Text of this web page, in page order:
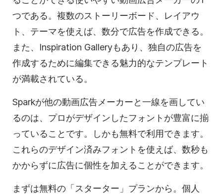
つである。複数のストーリーボード、レイアウ
ト、テーマを使えば、数分で広告を作成できる。
また、Inspiration Galleryもあり、独自の広告を
作成するために編集できる魅力的なテンプレート
が満載されている。
Sparkが他の動画広告メーカーと一線を画してい
るのは、プロがデザインしたフォントが豊富に揃
っていることです。しかも無料で利用できます。
これらのデザイン済みフォントを使えば、数秒も
かからずに広告に個性を加えることができます。
まずは無料の「スターター」プランから。個人